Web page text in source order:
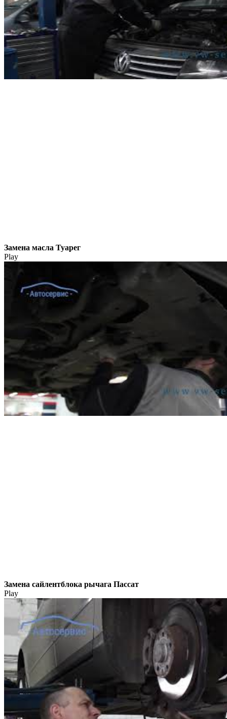
Замена масла Туарег
Play
Замена сайлентблока рычага Пассат
Play